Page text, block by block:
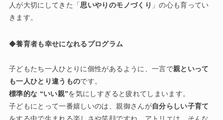
人が大切にしてきた「思いやりのモノづくり 」の心も育ってい
きます。
◆養育者も幸せになれるプログラム
子どもたち一人ひとりに個性があるように、一言で親といって
も一人ひとり違うものです。
標準的な “いい親”を気にしすぎると疲れてしまいます。
子どもにとって一番嬉しいのは、親御さんが自分らしい子育て
をする中で生まれる楽しさや笑顔ですね。アトリエは、そんな